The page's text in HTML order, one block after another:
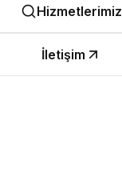
Hizmetlerimiz
İletişim